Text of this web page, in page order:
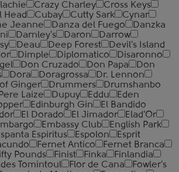
Crazy Charley
Cross Keys
Head Cubay Cutty Sark
Cynar
Jeanne Danza del Fuego
Danzka
Darnley's Daron
Darrow
Deau Deep Forest
Devil's Island
Dimple Diplomatico
Disaronno
Don Cruzado Don Papa
Don
Dora Doragrossa
Dr. Lennon
Ginger Drummers
Drumshanbo
Laize Dupuy Eddu
Eden
Edinburgh Gin
El Bandido
El Dorado El Jimador
Elad'Or
Embassy Club
English Park
Espiritus Espolon
Esprit
Fernet Antico
Fernet Branca
Pounds Finist Finka
Finlandia
Tomintoul Flor de Cana
Fowler's